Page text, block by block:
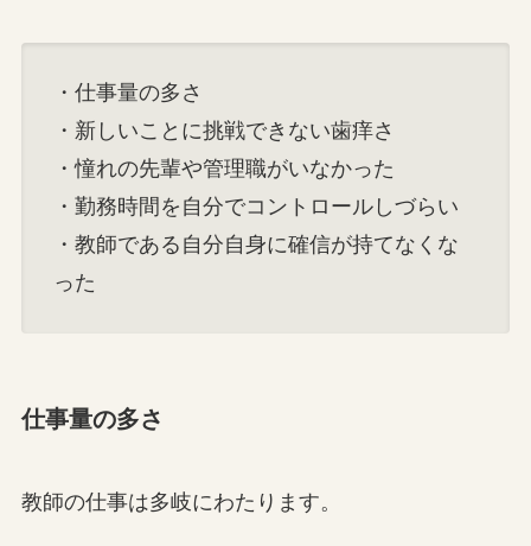
・仕事量の多さ
・新しいことに挑戦できない歯痒さ
・憧れの先輩や管理職がいなかった
・勤務時間を自分でコントロールしづらい
・教師である自分自身に確信が持てなくな
った
仕事量の多さ
教師の仕事は多岐にわたります。